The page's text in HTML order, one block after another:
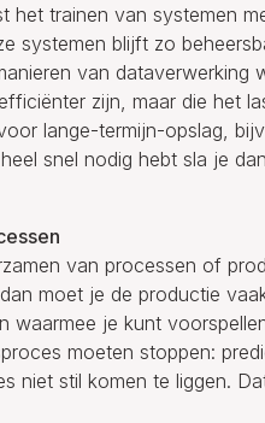
het trainen van systemen
systemen blijft zo
van dataverwerking
zijn, maar die het
lange-termijn-opslag,
snel nodig hebt sla je
van processen of
moet je de productie
waarmee je kunt
moeten stoppen:
niet stil komen te liggen.